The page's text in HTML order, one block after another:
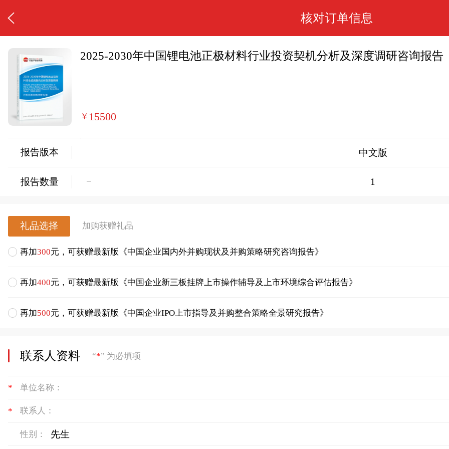
核对订单信息
2025-2030年中国锂电池正极材料行业投资契机分析及深度调研咨询报告
￥ 15500
报告版本 中文版
报告数量 −
礼品选择 加购获赠礼品
再加300元，可获赠最新版《中国企业国内外并购现状及并购策略研究咨询报告》
再加400元，可获赠最新版《中国企业新三板挂牌上市操作辅导及上市环境综合评估报告》
再加500元，可获赠最新版《中国企业IPO上市指导及并购整合策略全景研究报告》
联系人资料 “*” 为必填项
* 单位名称：
* 联系人：
性别：